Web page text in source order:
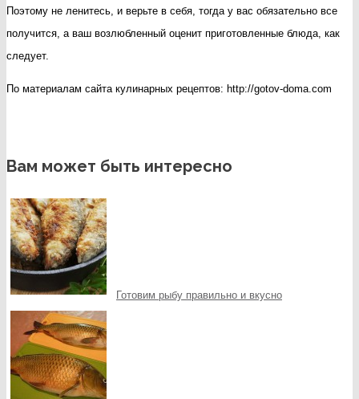
Поэтому не ленитесь, и верьте в себя, тогда у вас обязательно все
получится, а ваш возлюбленный оценит приготовленные блюда, как
следует.
По материалам сайта кулинарных рецептов: http://gotov-doma.com
Вам может быть интересно
Готовим рыбу правильно и вкусно